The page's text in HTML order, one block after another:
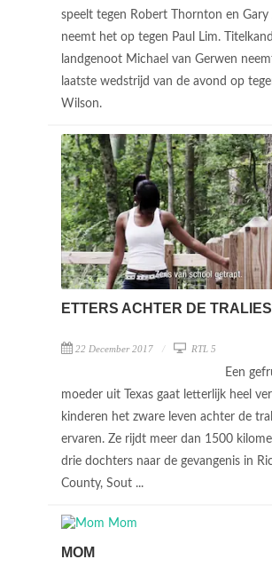
speelt tegen Robert Thornton en Gary
neemt het op tegen Paul Lim.
landgenoot Michael van Gerwen
laatste wedstrijd van de avond op
Wilson.
ETTERS ACHTER DE TRALIES
22 December 2017 RTL 5
Een
moeder uit Texas gaat letterlijk heel
kinderen het zware leven achter de
ervaren. Ze rijdt meer dan 1500
drie dochters naar de gevangenis in
County, Sout ...
MOM